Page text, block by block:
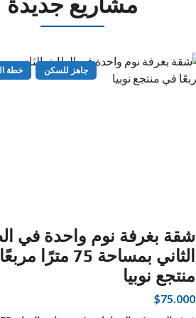
خطة جاهز للسكن
شقة بغرفة نوم واحدة في
الثاني بمساحة 75
منتجع نوبيا
$75.000